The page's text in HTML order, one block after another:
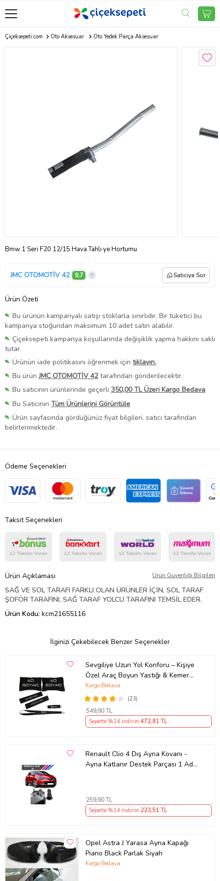
Çiçeksepeti.com Oto Aksesuar Oto Yedek Parça Aksesuar
Bmw 1 Seri F20 12/15 Hava Tahli·ye Hortumu
JMC OTOMOTİV 42 9,7 Satıcıya Sor
Ürün Özeti
Bu ürünün kampanyalı satışı stoklarla sınırlıdır. Bir tüketici bu
kampanya stoğundan maksimum 10 adet satın alabilir.
Çiçeksepeti kampanya koşullarında değişiklik yapma hakkını saklı
tutar.
Ürünün iade politikasını öğrenmek için tıklayın.
Bu ürünJMC OTOMOTİV 42 tarafından gönderilecektir.
Bu satıcının ürünlerinde geçerli 350,00 TL Üzeri Kargo Bedava
Bu Satıcının Tüm Ürünlerini Görüntüle
Ürün sayfasında gördüğünüz fiyat bilgileri, satıcı tarafından
belirlenmektedir.
Ödeme Seçenekleri
Taksit Seçenekleri
Ürün Açıklaması Ürün Güvenliği Bilgileri
SAĞ VE SOL TARAFI FARKLI OLAN ÜRÜNLER İÇİN, SOL TARAF
ŞOFÖR TARAFINI, SAĞ TARAF YOLCU TARAFINI TEMSİL EDER.
Ürün Kodu: kcm21655116
İlginizi Çekebilecek Benzer Seçenekler
Sevgiliye Uzun Yol Konforu – Kişiye
Özel Araç Boyun Yastığı & Kemer
Pedi Hediye Seti
(23)
Kargo Bedava
549,90 TL
Sepette %14 İndirim 472,91 TL
Renault Clio 4 Dış Ayna Kovanı -
Ayna Katlanır Destek Parçası 1 Adet
259,90 TL
Sepette %14 İndirim 223,51 TL
Opel Astra J Yarasa Ayna Kapağı
Piano Black Parlak Siyah
Kargo Bedava